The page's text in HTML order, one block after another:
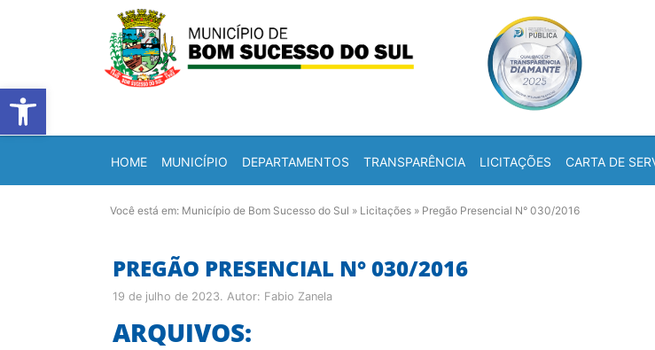
Barra de Ferramentas Aberta
HOME MUNICÍPIO DEPARTAMENTOS TRANSPARÊNCIA LICITAÇÕES CARTA DE
Você está em: Município de Bom Sucesso do Sul » Licitações » Pregão Presencial N° 030/2016
PREGÃO PRESENCIAL N° 030/2016
19 de julho de 2023. Autor: Fabio Zanela
ARQUIVOS: